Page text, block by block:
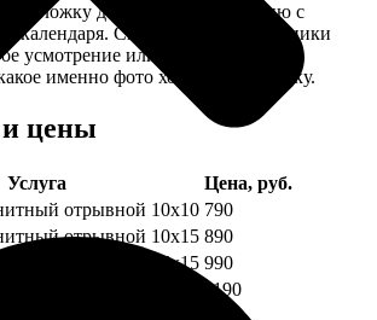
обложку добавляем фотографию с
календаря. Снимок наши сотрудники
усмотрение или пишите в
именно фото хотите на обложку.
цены
Услуга
Цена, руб.
отрывной 10x10 790
отрывной 10x15 890
отрывной 15x15 990
отрывной 15x20
1190